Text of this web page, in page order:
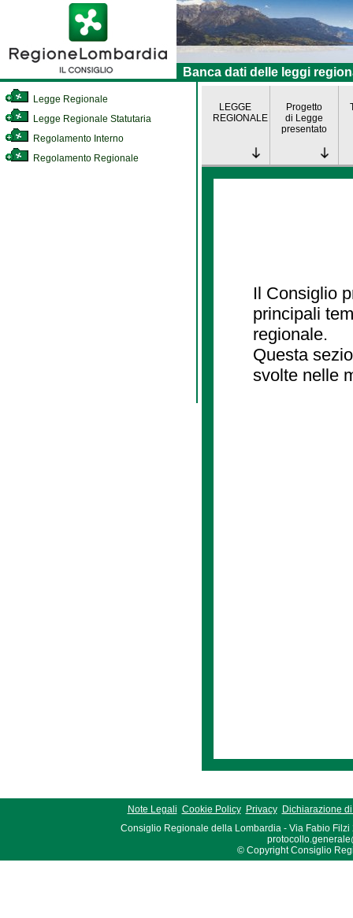
Banca dati delle leggi
Legge Regionale
Legge Regionale Statutaria
Regolamento Interno
Regolamento Regionale
LEGGE
REGIONALE
Progetto
di Legge
presentato
Il Consiglio
principali
regionale.
Questa
svolte nelle
Note Legali Cookie Policy Privacy
Dichiarazione
Consiglio Regionale della Lombardia - Via Fabio Filzi
© Copyright Consiglio